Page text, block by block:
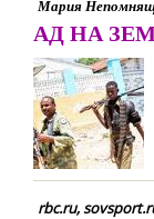
Мария
АД НА
rbc.ru,